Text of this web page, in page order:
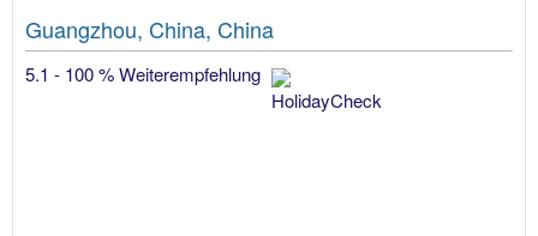
Guangzhou, China, China
5.1 - 100 % Weiterempfehlung